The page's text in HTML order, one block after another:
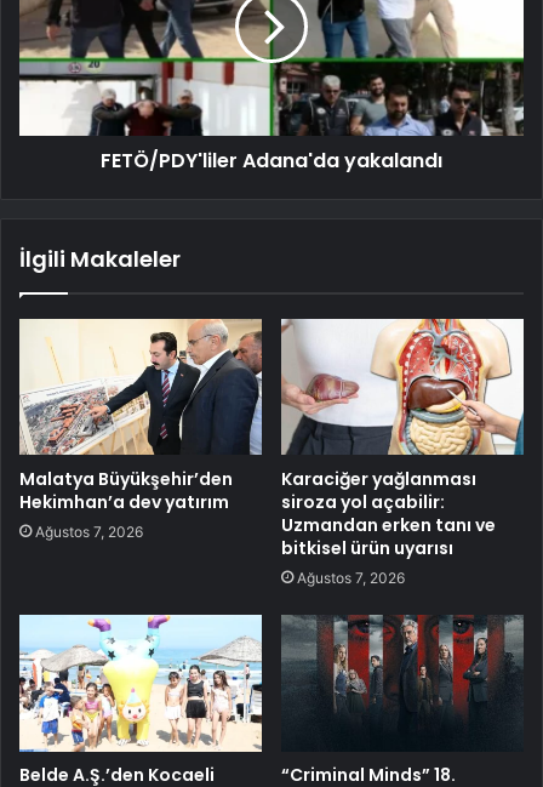
FETÖ/PDY'liler Adana'da yakalandı
İlgili Makaleler
Malatya Büyükşehir’den
Hekimhan’a dev yatırım
Ağustos 7, 2026
Karaciğer yağlanması
siroza yol açabilir:
Uzmandan erken tanı ve
bitkisel ürün uyarısı
Ağustos 7, 2026
Belde A.Ş.’den Kocaeli
“Criminal Minds” 18.